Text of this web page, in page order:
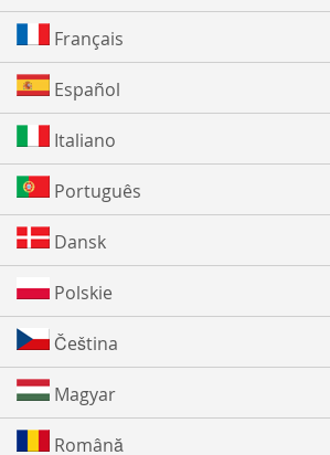
Français
Español
Italiano
Português
Dansk
Polskie
Čeština
Magyar
Română